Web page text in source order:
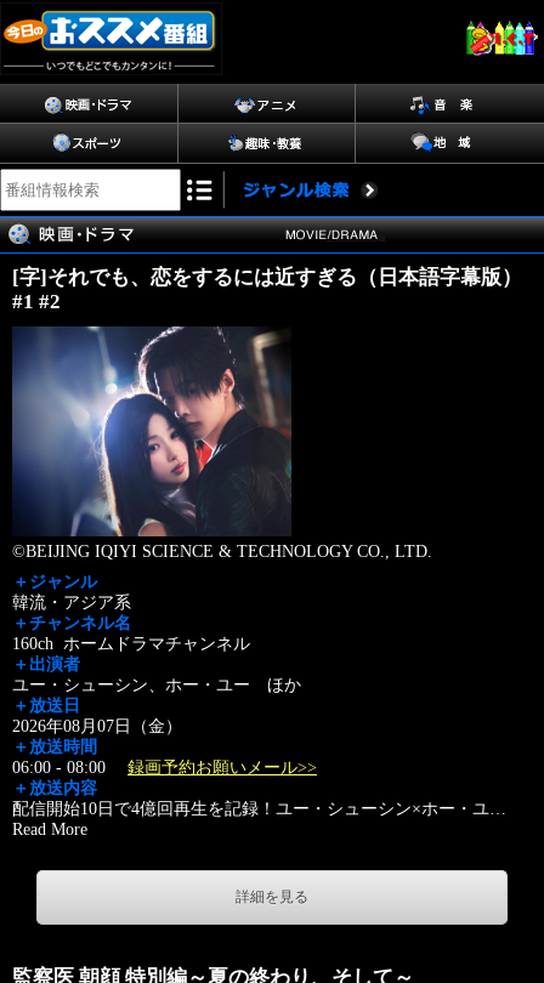
[字]それでも、恋をするには近すぎる（日本語字幕版）
#1 #2
©BEIJING IQIYI SCIENCE & TECHNOLOGY CO., LTD.
＋ジャンル
韓流・アジア系
＋チャンネル名
160ch ホームドラマチャンネル
＋出演者
ユー・シューシン、ホー・ユー ほか
＋放送日
2026年08月07日（金）
＋放送時間
06:00 - 08:00 録画予約お願いメール>>
＋放送内容
配信開始10日で4億回再生を記録！ユー・シューシン×ホー・ユ…
Read More
詳細を見る
監察医 朝顔 特別編～夏の終わり、そして～